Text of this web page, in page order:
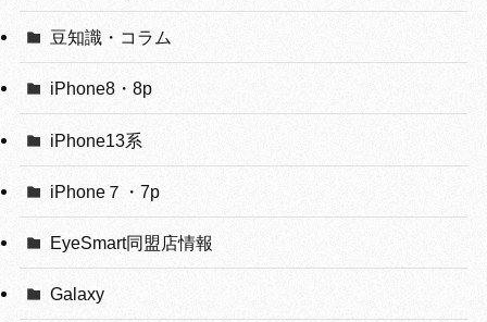
豆知識・コラム
iPhone8・8p
iPhone13系
iPhone７・7p
EyeSmart同盟店情報
Galaxy